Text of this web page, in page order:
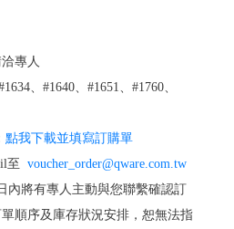
專人
、#1640、#1651、#1760、
點我下載並填寫訂購單
至 voucher_order@qware.com.tw
內將有專人主動與您聯繫確認訂
順序及庫存狀況安排，恕無法指